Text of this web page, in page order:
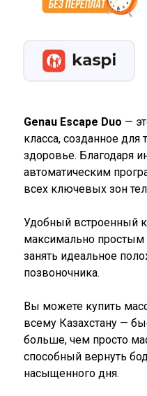
Genau Escape Duo —
класса, созданное для
здоровье. Благодаря
автоматическим
всех ключевых зон
Удобный встроенный
максимально простым
занять идеальное
позвоночника.
Вы можете купить
всему Казахстану —
больше, чем просто
способный вернуть
насыщенного дня.